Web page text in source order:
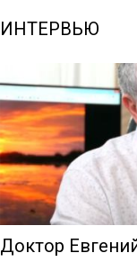
ИНТЕРВЬЮ
Доктор